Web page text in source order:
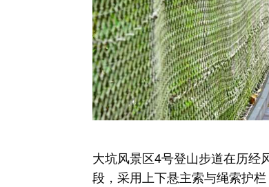
大坑风景区4号登山步道在历经
段，采用上下悬主索与绳索护